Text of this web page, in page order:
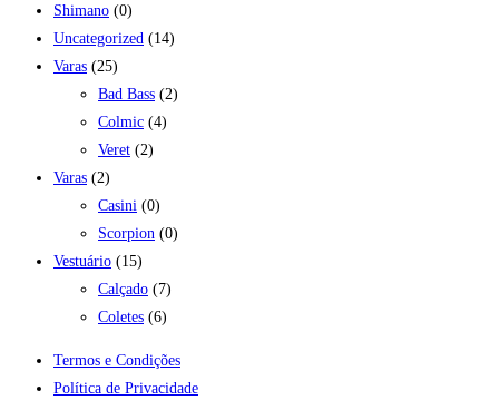
Shimano (0)
Uncategorized (14)
Varas (25)
Bad Bass (2)
Colmic (4)
Veret (2)
Varas (2)
Casini (0)
Scorpion (0)
Vestuário (15)
Calçado (7)
Coletes (6)
Termos e Condições
Política de Privacidade